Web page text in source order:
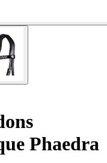
Phaedra